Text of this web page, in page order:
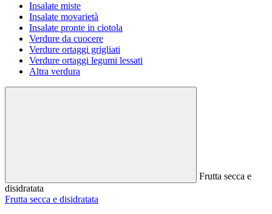
Insalate miste
Insalate movarietà
Insalate pronte in ciotola
Verdure da cuocere
Verdure ortaggi grigliati
Verdure ortaggi legumi lessati
Altra verdura
Frutta secca e
disidratata
Frutta secca e disidratata